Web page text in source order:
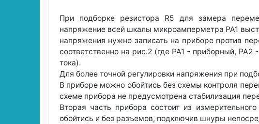
При подборке резистора R5 для замера
напряжение всей шкалы микроамперметра РА1
напряжения нужно записать на приборе против
соответственно на рис.2 (где РА1 - приборный,
тока).
Для более точной регулировки напряжения при
В приборе можно обойтись без схемы контроля
схеме прибора не предусмотрена стабилизация
Вторая часть прибора состоит из
обойтись и без разъемов, подключив шнуры